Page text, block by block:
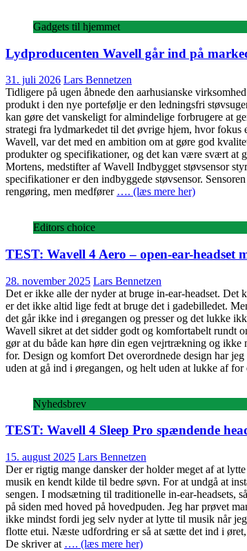
Gadgets til hjemmet
Lydproducenten Wavell går ind på
31. juli 2026 Lars Bennetzen
Tidligere på ugen åbnede den aarhusianske
produkt i den nye portefølje er den ledningsfri
kan gøre det vanskeligt for almindelige forbrugere at
strategi fra lydmarkedet til det øvrige hjem, hvor
Wavell, var det med en ambition om at gøre god
produkter og specifikationer, og det kan være svært at
Mortens, medstifter af Wavell Indbygget støvsensor
specifikationer er den indbyggede støvsensor.
rengøring, men medfører …. (læs mere her)
Editors choice
TEST: Wavell 4 Aero – open-ear-headset
28. november 2025 Lars Bennetzen
Det er ikke alle der nyder at bruge in-ear-headset.
er det ikke altid lige fedt at bruge det i gadebilledet.
det går ikke ind i øregangen og presser og det lukke
Wavell sikret at det sidder godt og komfortabelt rundt
gør at du både kan høre din egen vejrtrækning og
for. Design og komfort Det overordnede design har
uden at gå ind i øregangen, og helt uden at lukke af
Nyhedsbrev
TEST: Wavell 4 Sleep Pro spændende
15. august 2025 Lars Bennetzen
Der er rigtig mange dansker der holder meget af at
musik en kendt kilde til bedre søvn. For at undgå at
sengen. I modsætning til traditionelle in-ear-headsets,
på siden med hoved på hovedpuden. Jeg har prøvet
ikke mindst fordi jeg selv nyder at lytte til musik når
flotte etui. Næste udfordring er så at sætte det ind i
De skriver at …. (læs mere her)